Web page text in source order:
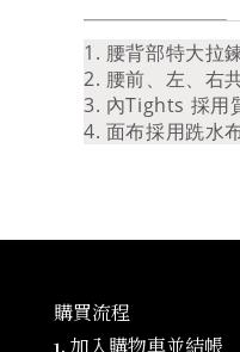
1. 腰背部特大拉
2. 腰前、左、右
3. 內Tights 採用
4. 面布採用跣水
購買流程
1. 加入購物車並結帳